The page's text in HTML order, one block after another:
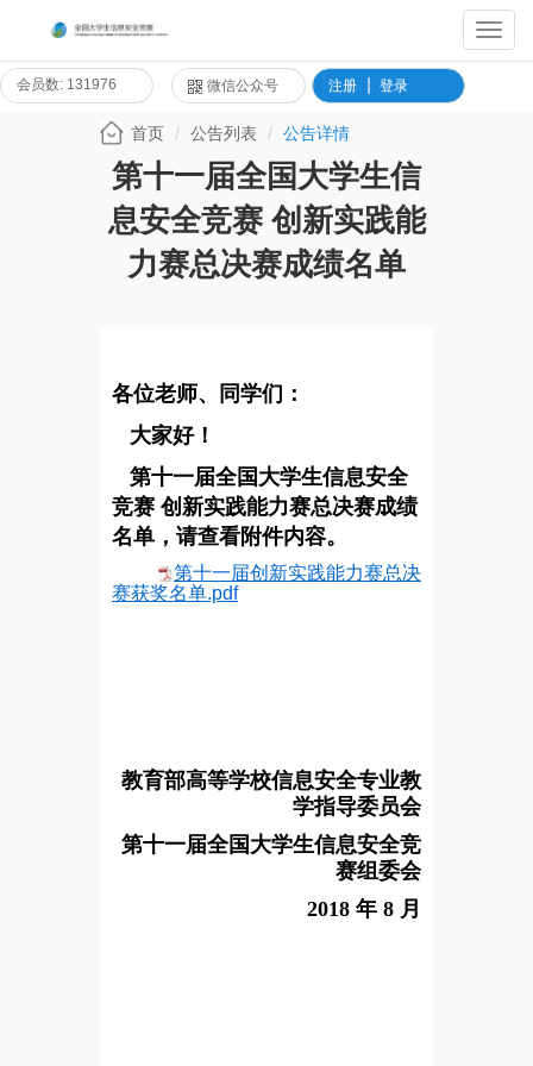
会员数: 131976 微信公众号 注册 登录
首页 公告列表 公告详情
第十一届全国大学生信
息安全竞赛 创新实践能
力赛总决赛成绩名单
各位老师、同学们：
大家好！
第十一届全国大学生信息安全
竞赛 创新实践能力赛总决赛成绩
名单，请查看附件内容。
第十一届创新实践能力赛总决
赛获奖名单.pdf
教育部高等学校信息安全专业教
学指导委员会
第十一届全国大学生信息安全竞
赛组委会
2018 年 8 月